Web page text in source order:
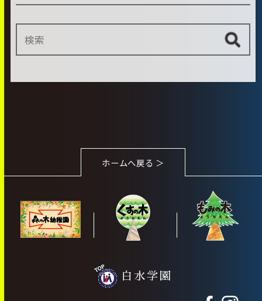
ホームへ戻る ＞
白水学園